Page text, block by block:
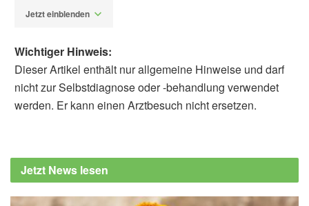
Jetzt einblenden
Mercer: Health effects of voluntary exposure
to cold water – a continuing subject of
Wichtiger Hinweis:
Dieser Artikel enthält nur allgemeine Hinweise und darf
nicht zur Selbstdiagnose oder -behandlung verwendet
werden. Er kann einen Arztbesuch nicht ersetzen.
Jetzt News lesen